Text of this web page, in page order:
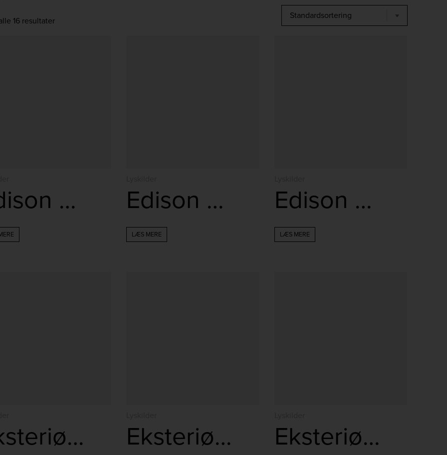
16 resultater
Edison klar 2,5W Edison klar 4,5W
LÆS MERE
Edison klar 4W
LÆS MERE
Eksteriør Rør 2,5W Eksteriør Rør 4W Eksteriør Standard 2,5W